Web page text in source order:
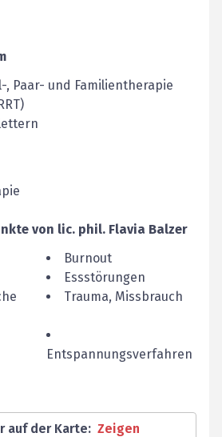
, Paar- und Familientherapie
von lic. phil. Flavia Balzer
Burnout
Essstörungen
Trauma, Missbrauch
Entspannungsverfahren
auf der Karte: Zeigen